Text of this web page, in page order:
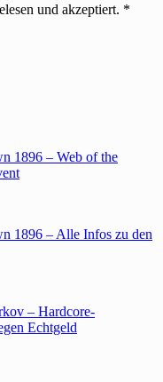
und akzeptiert. *
1896 – Web of the
1896 – Alle Infos zu den
– Hardcore-
Echtgeld